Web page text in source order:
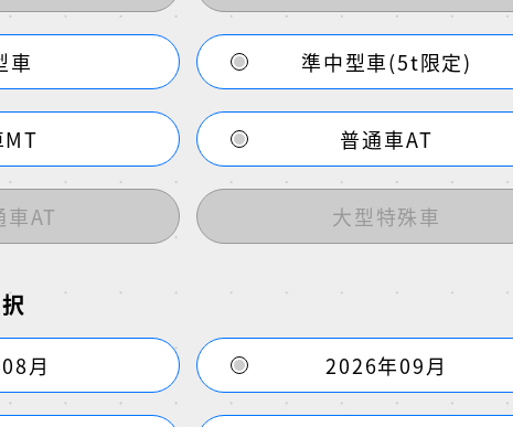
車 準中型車(5t限定)
MT 普通車AT
車AT 大型特殊車
月 2026年09月